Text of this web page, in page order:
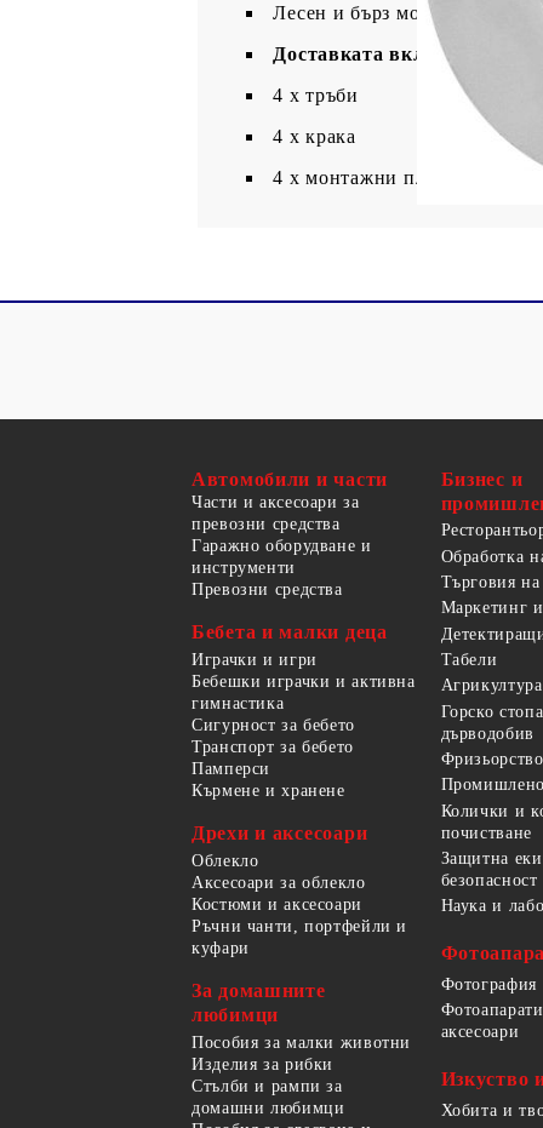
Лесен и бърз монтаж
Доставката включва:
4 х тръби
4 x крака
4 x монтажни плочи
Автомобили и части
Части и аксесоари за
превозни средства
Гаражно оборудване и
инструменти
Превозни средства
Бебета и малки деца
Играчки и игри
Бебешки играчки и активна
гимнастика
Сигурност за бебето
Транспорт за бебето
Памперси
Кърмене и хранене
Дрехи и аксесоари
Облекло
Аксесоари за облекло
Костюми и аксесоари
Ръчни чанти, портфейли и
куфари
За домашните
любимци
Пособия за малки животни
Изделия за рибки
Стълби и рампи за
домашни любимци
Бизнес и
Обработка
Търговия
Маркетинг
Табели
Агрикултура
Горско
дърводобив
Колички и
почистване
Защитна
Наука и
Фотография
аксесоари
Изкуство
Хобита и